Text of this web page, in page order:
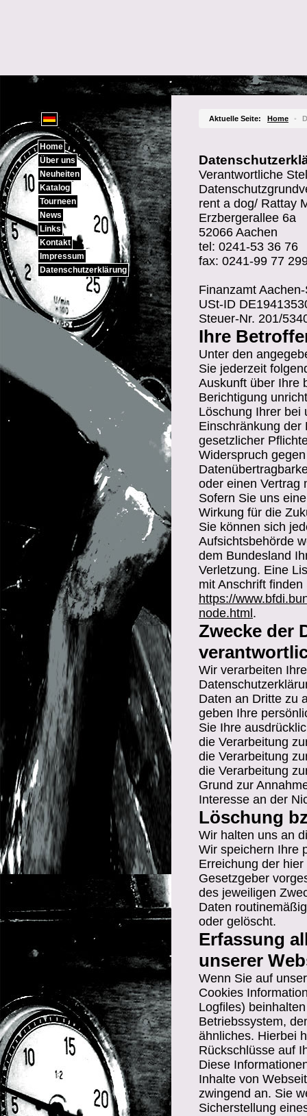
Home
Über uns
Neuheiten
Katalog
Tourneen
News
Links
Kontakt
Impressum
Datenschutzerklärung
Aktuelle Seite: Home •
Verantwortliche
rent a dog/ Rattay
Erzbergerallee 6a
52066 Aachen
tel: 0241-53 36 76
fax: 0241-99 77
Finanzamt
USt-ID
Steuer-Nr. 201/
Ihre
Unter den
Sie jederzeit
Auskunft über Ihre
Berichtigung
Löschung Ihrer bei
Einschränkung der
gesetzlicher
Widerspruch
oder einen Vertrag
Sofern Sie uns
Wirkung für die
Sie können sich
Aufsichtsbehörde
dem Bundesland
Verletzung. Eine
mit Anschrift finden
https://
node.html .
Zwecke der
Wir verarbeiten
Daten an Dritte zu
geben Ihre
Sie Ihre
die Verarbeitung
die Verarbeitung
die Verarbeitung
Grund zur
Interesse an der
Löschung
Wir halten uns an
Wir speichern Ihre
Erreichung der
Gesetzgeber
des jeweiligen
Daten
oder gelöscht.
Erfassung
unserer
Wenn Sie auf
Cookies
Logfiles)
Betriebssystem,
ähnliches. Hierbei
Rückschlüsse auf
Diese
Inhalte von
zwingend an. Sie
Sicherstellung